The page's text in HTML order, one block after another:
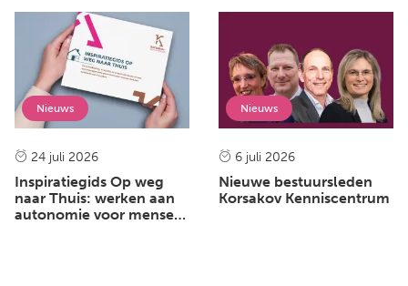
Nieuws
24 juli 2026
Inspiratiegids Op weg
naar Thuis: werken aan
autonomie voor mensen
Nieuws
6 juli 2026
Nieuwe bestuursleden
Korsakov Kenniscentrum